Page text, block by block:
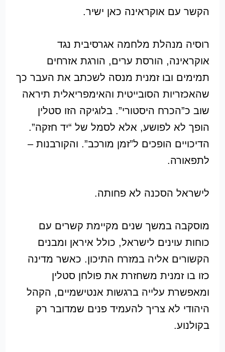
הקשר עם אוקראינה כאן ישיר.
רוסיה מנהלת מלחמה אגרסיבית נגד
אוקראינה, הורסת ערים, הורגת אזרחים
תמימים ובו זמנית מנסה לשכתב את העבר כך
שהאכזריות הסובייטית והאימפריאלית תיראה
שוב כ”הכרח היסטורי”. בלוגיקה הזו סטלין
הופך לא לפושע, אלא לסמל של “יד חזקה”.
הדיכויים הופכים ל”זמן מורכב”. והקורבנות –
לתפאורה.
לישראל הסכנה לא פחותה.
מוסקבה במשך שנים מקיימת קשרים עם
כוחות עוינים לישראל, כולל איראן ומבנים
הקשורים אליה במזרח התיכון. כאשר מדינה
כזו בו זמנית משחזרת את פולחן סטלין
ומאפשרת עלייה ברגשות אנטישמיים, הקהל
היהודי לא צריך להעמיד פנים שמדובר רק
בקולנוע.